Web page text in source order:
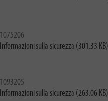
1075206
Informazioni sulla sicurezza (301.33 KB)
1093205
Informazioni sulla sicurezza (263.06 KB)